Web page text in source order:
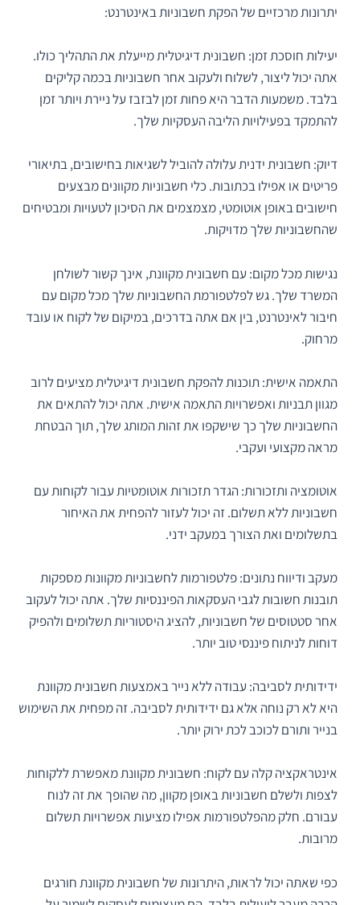
יתרונות מרכזיים של הפקת חשבוניות באינטרנט:
יעילות חוסכת זמן: חשבונית דיגיטלית מייעלת את התהליך כולו.
אתה יכול ליצור, לשלוח ולעקוב אחר חשבוניות בכמה קליקים
בלבד. משמעות הדבר היא פחות זמן לבזבז על ניירת ויותר זמן
להתמקד בפעילויות הליבה העסקיות שלך.
דיוק: חשבונית ידנית עלולה להוביל לשגיאות בחישובים, בתיאורי
פריטים או אפילו בכתובות. כלי חשבוניות מקוונים מבצעים
חישובים באופן אוטומטי, מצמצמים את הסיכון לטעויות ומבטיחים
שהחשבוניות שלך מדויקות.
נגישות מכל מקום: עם חשבונית מקוונת, אינך קשור לשולחן
המשרד שלך. גש לפלטפורמת החשבוניות שלך מכל מקום עם
חיבור לאינטרנט, בין אם אתה בדרכים, במיקום של לקוח או עובד
מרחוק.
התאמה אישית: תוכנות להפקת חשבונית דיגיטלית מציעים לרוב
מגוון תבניות ואפשרויות התאמה אישית. אתה יכול להתאים את
החשבוניות שלך כך שישקפו את זהות המותג שלך, תוך הבטחת
מראה מקצועי ועקבי.
אוטומציה ותזכורות: הגדר תזכורות אוטומטיות עבור לקוחות עם
חשבוניות ללא תשלום. זה יכול לעזור להפחית את האיחור
בתשלומים ואת הצורך במעקב ידני.
מעקב ודיווח נתונים: פלטפורמות לחשבוניות מקוונות מספקות
תובנות חשובות לגבי העסקאות הפיננסיות שלך. אתה יכול לעקוב
אחר סטטוסים של חשבוניות, להציג היסטוריות תשלומים ולהפיק
דוחות לניתוח פיננסי טוב יותר.
ידידותית לסביבה: עבודה ללא נייר באמצעות חשבונית מקוונת
היא לא רק נוחה אלא גם ידידותית לסביבה. זה מפחית את השימוש
בנייר ותורם לכוכב לכת ירוק יותר.
אינטראקציה קלה עם לקוח: חשבונית מקוונת מאפשרת ללקוחות
לצפות ולשלם חשבוניות באופן מקוון, מה שהופך את זה לנוח
עבורם. חלק מהפלטפורמות אפילו מציעות אפשרויות תשלום
מרובות.
כפי שאתה יכול לראות, היתרונות של חשבונית מקוונת חורגים